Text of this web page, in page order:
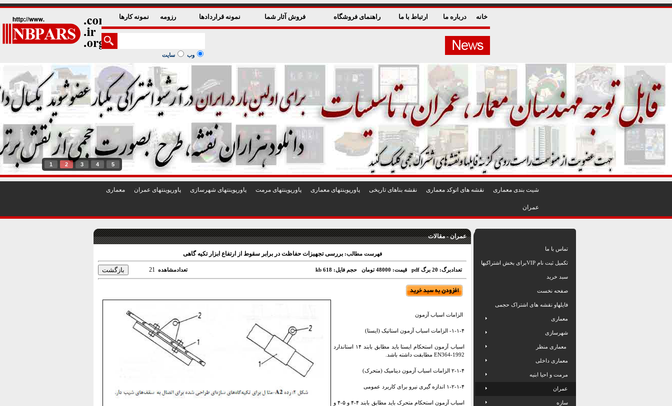
خانه درباره ما ارتباط با ما راهنمای فروشگاه فروش آثار شما نمونه قراردادها رزومه نمونه کارها
وب سایت
1 2 3 4 5
شيت بندی معماری نقشه های اتوکد معماری نقشه بناهای تاريخی پاورپوينتهای معماری پاورپوينتهای مرمت پاورپوينتهای شهرسازی پاورپوينتهای عمران معماری
عمران
عمران - مقالات
فهرست مطالب: بررسی تجهیزات حفاظت در برابر سقوط از ارتفاع ابزار تکیه گاهی
تعدادبرگ: 20 برگ pdf قیمت: 48000 تومان حجم فایل: 618 kb تعدادمشاهده 21
الزامات اسباب آزمون
۱-۱-۴- الزامات اسباب آزمون استاتیک (ایستا)
اسباب آزمون استحکام ایستا باید مطابق بابند ۱۴ استاندارد
1992-EN364 مطابقت داشته باشد.
۲-۱-۴ الزامات اسباب آزمون دینامیک (متحرک)
۱-۲-۱-۴ اندازه گیری نیرو برای کاربرد عمومی
اسباب آزمون استحکام متحرک باید مطابق بابند ۴-۴ و ۵-۴ و
تماس با ما
تکمیل ثبت نام VIPبرای بخش اشتراکیها
سبد خرید
صفحه نخست
فایلهاو نقشه های اشتراک حجمی
معماری
شهرسازی
معماری منظر
معماری داخلی
مرمت و احیا ابنیه
عمران
سازه